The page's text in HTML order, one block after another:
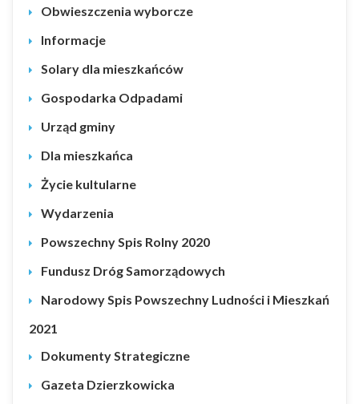
Obwieszczenia wyborcze
Informacje
Solary dla mieszkańców
Gospodarka Odpadami
Urząd gminy
Dla mieszkańca
Życie kultularne
Wydarzenia
Powszechny Spis Rolny 2020
Fundusz Dróg Samorządowych
Narodowy Spis Powszechny Ludności i Mieszkań
2021
Dokumenty Strategiczne
Gazeta Dzierzkowicka